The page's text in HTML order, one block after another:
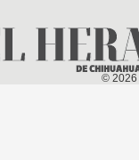
© 2026